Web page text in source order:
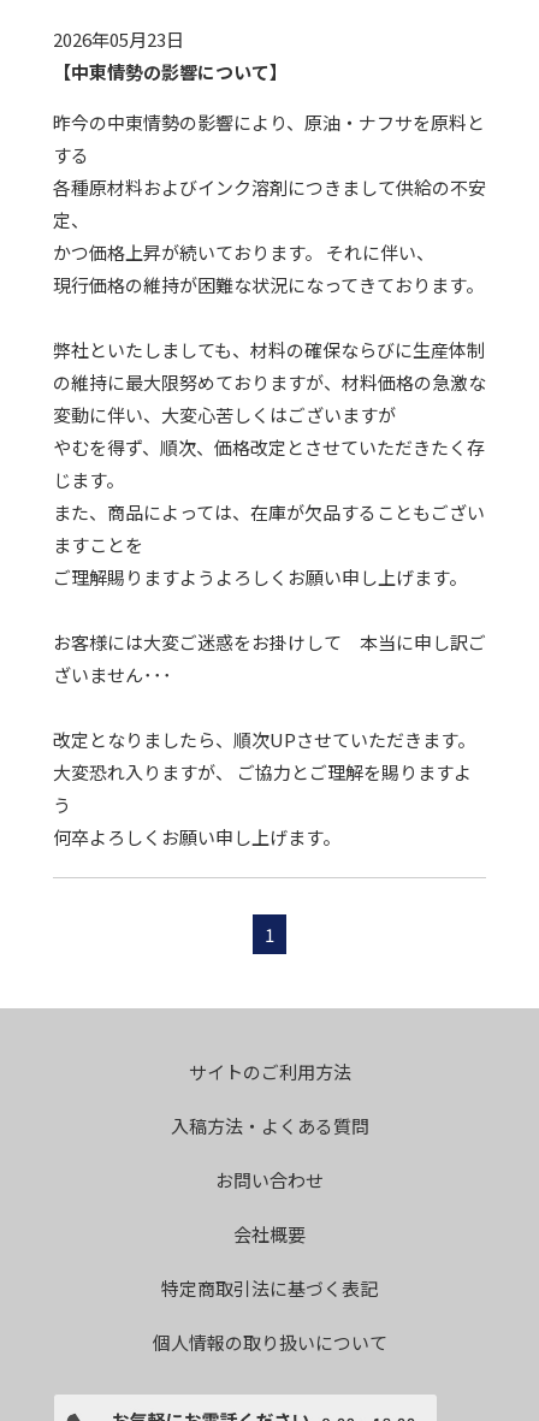
2026年05月23日
【中東情勢の影響について】
昨今の中東情勢の影響により、原油・ナフサを原料と
する
各種原材料およびインク溶剤につきまして供給の不安
定、
かつ価格上昇が続いております。 それに伴い、
現行価格の維持が困難な状況になってきております。
弊社といたしましても、材料の確保ならびに生産体制
の維持に最大限努めておりますが、材料価格の急激な
変動に伴い、大変心苦しくはございますが
やむを得ず、順次、価格改定とさせていただきたく存
じます。
また、商品によっては、在庫が欠品することもござい
ますことを
ご理解賜りますようよろしくお願い申し上げます。
お客様には大変ご迷惑をお掛けして 本当に申し訳ご
ざいません･･･
改定となりましたら、順次UPさせていただきます。
大変恐れ入りますが、 ご協力とご理解を賜りますよ
う
何卒よろしくお願い申し上げます。
1
サイトのご利用方法
入稿方法・よくある質問
お問い合わせ
会社概要
特定商取引法に基づく表記
個人情報の取り扱いについて